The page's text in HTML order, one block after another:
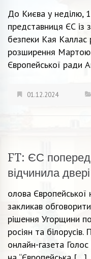
До Києва у неділю,
представниця ЄС із
безпеки Кая Каллас
розширення
Європейської ради
01.12.2024
FT: ЄС
відчинила
олова
закликав
рішення Угорщини
росіян та
онлайн-газета